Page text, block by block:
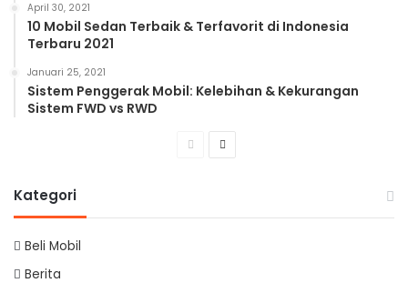
April 30, 2021
10 Mobil Sedan Terbaik & Terfavorit di Indonesia
Terbaru 2021
Januari 25, 2021
Sistem Penggerak Mobil: Kelebihan & Kekurangan
Sistem FWD vs RWD
PreviousNext
Kategori
Beli Mobil
Berita